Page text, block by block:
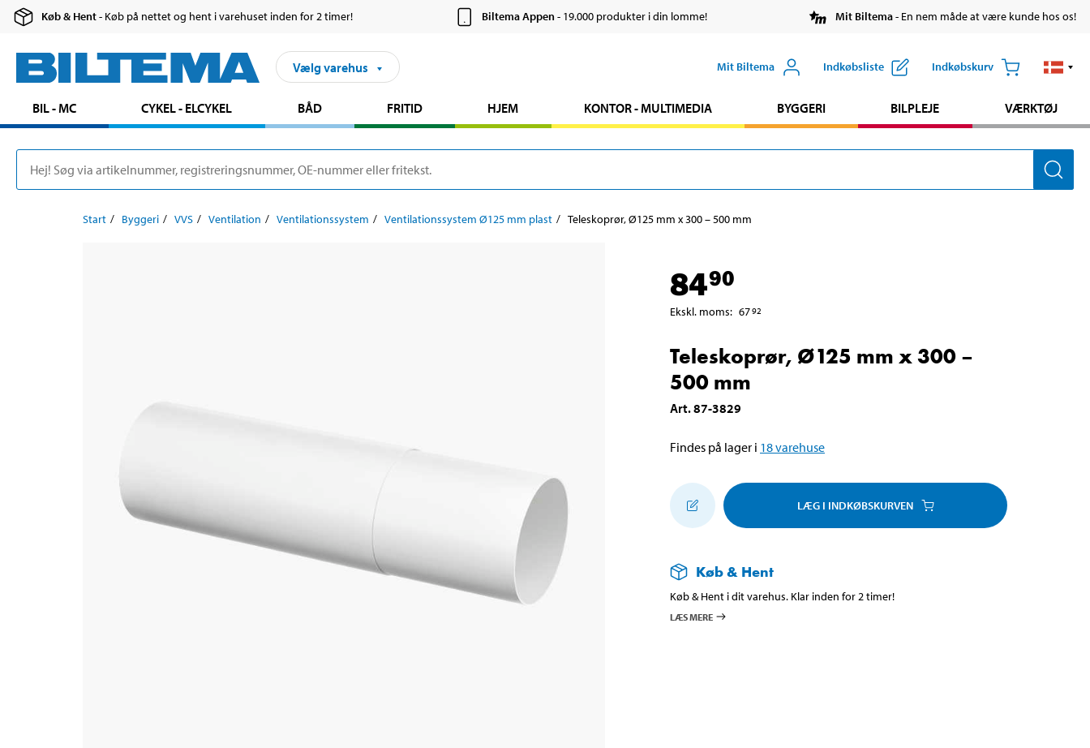
Køb & Hent- Køb på nettet og hent i varehuset inden for 2 timer! Biltema Appen- 19.000 produkter i din lomme! Mit Biltema- En nem måde at være kunde hos os!
Vælg varehus Mit Biltema Indkøbsliste Indkøbskurv
BIL - MC CYKEL - ELCYKEL BÅD FRITID HJEM KONTOR - MULTIMEDIA BYGGERI BILPLEJE VÆRKTØJ
Start Byggeri VVS Ventilation Ventilationssystem Ventilationssystem Ø125 mm plast Teleskoprør, Ø125 mm x 300 – 500 mm
8490
Ekskl. moms: 6792
Teleskoprør, Ø125 mm x 300 –
500 mm
Art.87-3829
Findes på lager i 18varehuse
LÆG I INDKØBSKURVEN
Køb & Hent
Køb & Hent i dit varehus. Klar inden for 2 timer!
LÆS MERE